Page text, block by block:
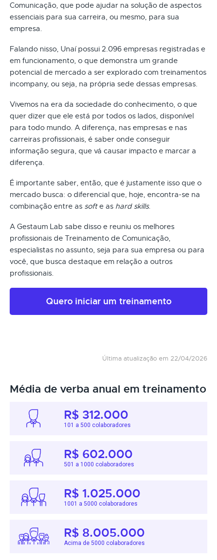
Comunicação, que pode ajudar na solução de aspectos
essenciais para sua carreira, ou mesmo, para sua
empresa.
Falando nisso, Unaí possui 2.096 empresas registradas e
em funcionamento, o que demonstra um grande
potencial de mercado a ser explorado com treinamentos
incompany, ou seja, na própria sede dessas empresas.
Vivemos na era da sociedade do conhecimento, o que
quer dizer que ele está por todos os lados, disponível
para todo mundo. A diferença, nas empresas e nas
carreiras profissionais, é saber onde conseguir
informação segura, que vá causar impacto e marcar a
diferença.
É importante saber, então, que é justamente isso que o
mercado busca: o diferencial que, hoje, encontra-se na
combinação entre as softe as hard skills.
A Gestaum Lab sabe disso e reuniu os melhores
profissionais de Treinamento de Comunicação,
especialistas no assunto, seja para sua empresa ou para
você, que busca destaque em relação a outros
profissionais.
Quero iniciar um treinamento
Última atualização em 22/04/2026
Média de verba anual em treinamento
R$ 312.000
101 a 500 colaboradores
R$ 602.000
501 a 1000 colaboradores
R$ 1.025.000
1001 a 5000 colaboradores
R$ 8.005.000
Acima de 5000 colaboradores